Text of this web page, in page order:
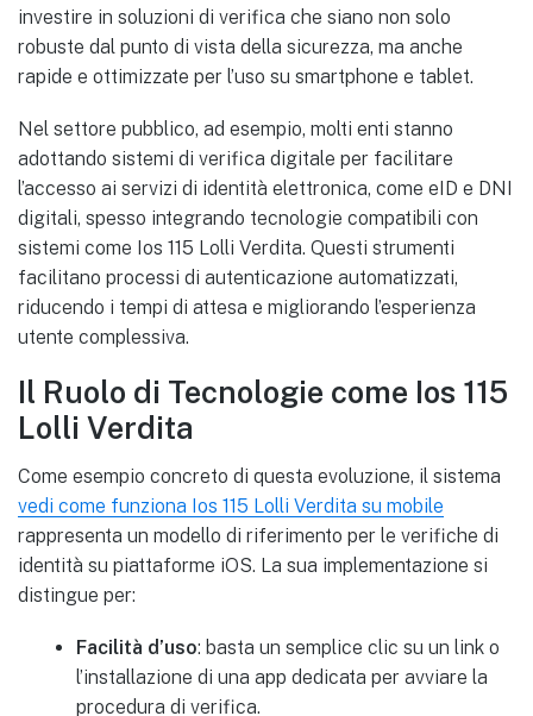
investire in soluzioni di verifica che siano non solo
robuste dal punto di vista della sicurezza, ma anche
rapide e ottimizzate per l’uso su smartphone e tablet.
Nel settore pubblico, ad esempio, molti enti stanno
adottando sistemi di verifica digitale per facilitare
l’accesso ai servizi di identità elettronica, come eID e DNI
digitali, spesso integrando tecnologie compatibili con
sistemi come Ios 115 Lolli Verdita. Questi strumenti
facilitano processi di autenticazione automatizzati,
riducendo i tempi di attesa e migliorando l’esperienza
utente complessiva.
Il Ruolo di Tecnologie come Ios 115
Lolli Verdita
Come esempio concreto di questa evoluzione, il sistema
vedi come funziona Ios 115 Lolli Verdita su mobile
rappresenta un modello di riferimento per le verifiche di
identità su piattaforme iOS. La sua implementazione si
distingue per:
Facilità d’uso: basta un semplice clic su un link o
l’installazione di una app dedicata per avviare la
procedura di verifica.